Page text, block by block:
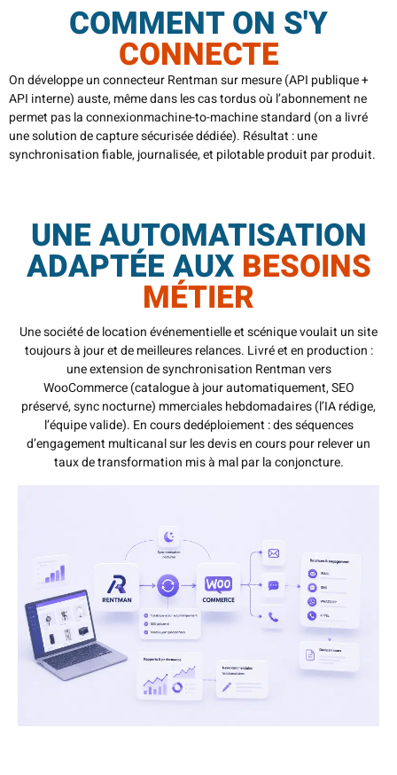
COMMENT ON S'Y
CONNECTE
On développe un connecteur Rentman sur mesure (API publique +
API interne) auste, même dans les cas tordus où l’abonnement ne
permet pas la connexionmachine-to-machine standard (on a livré
une solution de capture sécurisée dédiée). Résultat : une
synchronisation fiable, journalisée, et pilotable produit par produit.
UNE AUTOMATISATION
ADAPTÉE AUX BESOINS
MÉTIER​
Une société de location événementielle et scénique voulait un site
toujours à jour et de meilleures relances. Livré et en production :
une extension de synchronisation Rentman vers
WooCommerce (catalogue à jour automatiquement, SEO
préservé, sync nocturne) mmerciales hebdomadaires (l’IA rédige,
l’équipe valide). En cours dedéploiement : des séquences
d’engagement multicanal sur les devis en cours pour relever un
taux de transformation mis à mal par la conjoncture.